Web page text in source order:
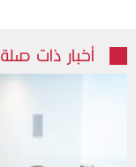
أخبار ذات صلة